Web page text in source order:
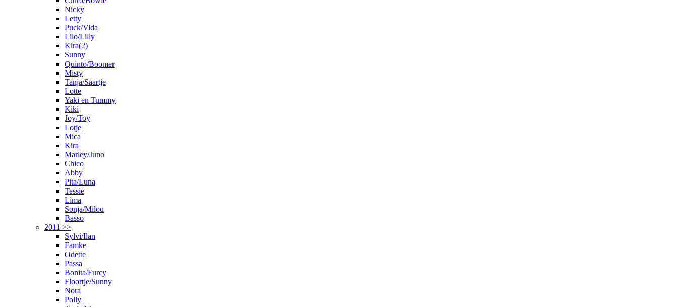
Nicky
Letty
Puck/Vida
Lilo/Lilly
Kira(2)
Sunny
Quinto/Boomer
Misty
Tanja/Saartje
Lotte
Yaki en Tummy
Kiki
Joy/Toy
Lotje
Mica
Kira
Marley/Juno
Chico
Abby
Pita/Luna
Tessie
Lima
Sonja/Milou
Basso
2011 >>
Sylvi/Ilan
Famke
Odette
Passa
Bonita/Furcy
Floortje/Sunny
Nora
Polly